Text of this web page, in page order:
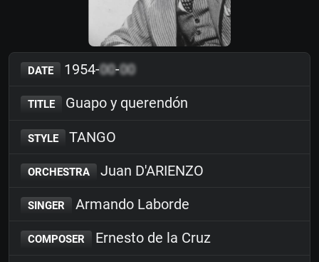
DATE 1954-00-00
TITLE Guapo y querendón
STYLE TANGO
ORCHESTRA Juan D'ARIENZO
SINGER Armando Laborde
COMPOSER Ernesto de la Cruz